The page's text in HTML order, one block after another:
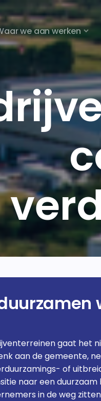
we aan werken
gaat het
aan de gemeente,
of
naar een
in de weg